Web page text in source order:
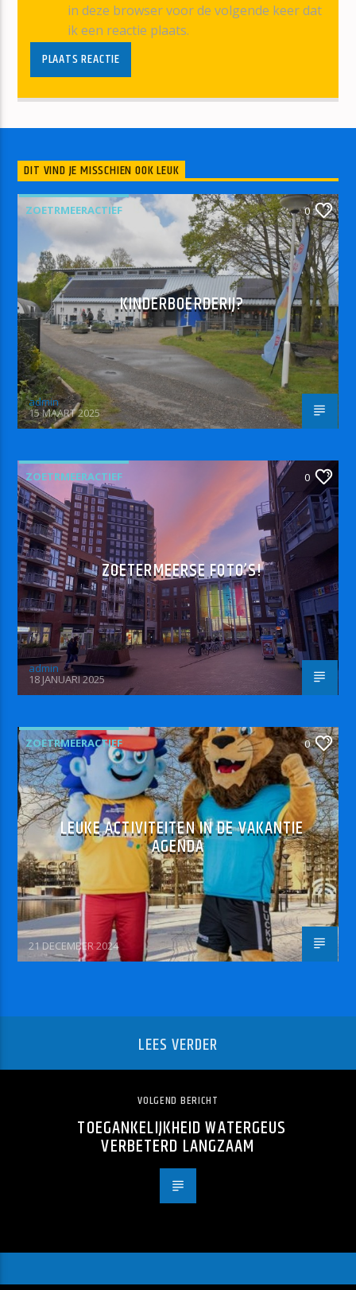
in deze browser voor de volgende keer dat
ik een reactie plaats.
DIT VIND JE MISSCHIEN OOK LEUK
ZOETRMEERACTIEF 0
KINDERBOERDERIJ?
admin
15 MAART 2025
ZOETRMEERACTIEF 0
ZOETERMEERSE FOTO’S!
admin
18 JANUARI 2025
ZOETRMEERACTIEF 0
LEUKE ACTIVITEITEN IN DE VAKANTIE
AGENDA
21 DECEMBER 2024
LEES VERDER
VOLGEND BERICHT
TOEGANKELIJKHEID WATERGEUS
VERBETERD LANGZAAM